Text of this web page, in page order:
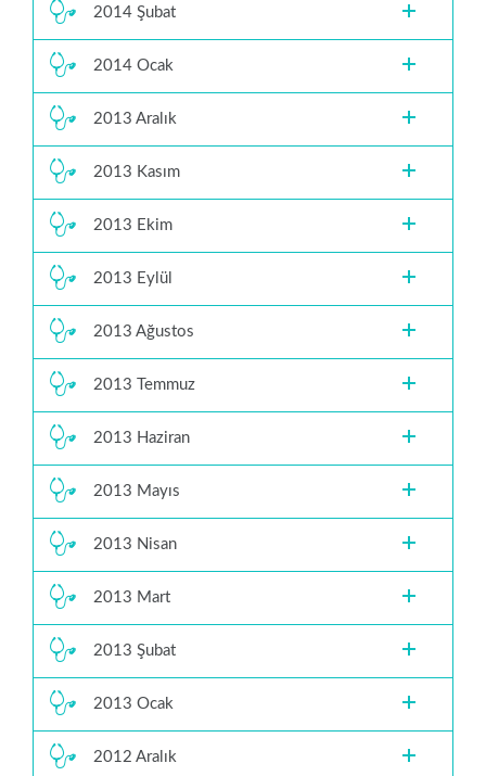
2014 Şubat
2014 Ocak
2013 Aralık
2013 Kasım
2013 Ekim
2013 Eylül
2013 Ağustos
2013 Temmuz
2013 Haziran
2013 Mayıs
2013 Nisan
2013 Mart
2013 Şubat
2013 Ocak
2012 Aralık